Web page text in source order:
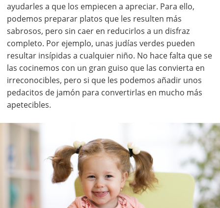
ayudarles a que los empiecen a apreciar. Para ello,
podemos preparar platos que les resulten más
sabrosos, pero sin caer en reducirlos a un disfraz
completo. Por ejemplo, unas judías verdes pueden
resultar insípidas a cualquier niño. No hace falta que se
las cocinemos con un gran guiso que las convierta en
irreconocibles, pero si que les podemos añadir unos
pedacitos de jamón para convertirlas en mucho más
apetecibles.